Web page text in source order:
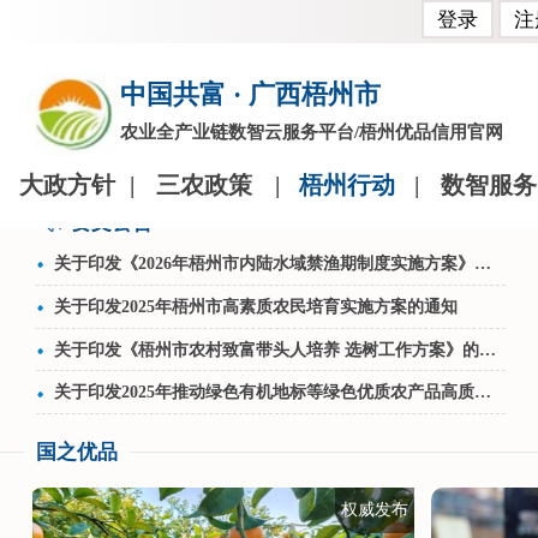
登录
中国共富 · 广西梧州市
农业全产业链数智云服务平台/梧州优品信用官网
大政方针 | 三农政策 | 梧州行动 | 数智服务
关于印发《2026年梧州市内陆水域禁渔期制度实施方案》的通知
关于印发2025年梧州市高素质农民培育实施方案的通知
关于印发《梧州市农村致富带头人培养 选树工作方案》的通知
关于印发2025年推动绿色有机地标等绿色优质农产品高质量发展工作方案的通知
国之优品
权威发布